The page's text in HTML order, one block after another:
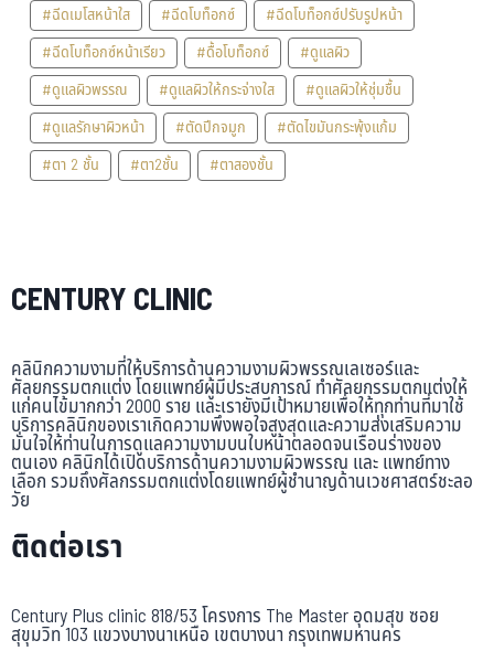
#ฉีดเมโสหน้าใส
#ฉีดโบท็อกซ์
#ฉีดโบท็อกซ์ปรับรูปหน้า
#ฉีดโบท็อกซ์หน้าเรียว
#ดื้อโบท็อกซ์
#ดูแลผิว
#ดูแลผิวพรรณ
#ดูแลผิวให้กระจ่างใส
#ดูแลผิวให้ชุ่มชื้น
#ดูแลรักษาผิวหน้า
#ตัดปีกจมูก
#ตัดไขมันกระพุ้งแก้ม
#ตา 2 ชั้น
#ตา2ชั้น #ตาสองชั้น
CENTURY CLINIC
คลินิกความงามที่ให้บริการด้านความงามผิวพรรณเลเซอร์และ
ศัลยกรรมตกแต่ง โดยแพทย์ผู้มีประสบการณ์ ทำศัลยกรรมตกแต่งให้
แก่คนไข้มากกว่า 2000 ราย และเรายังมีเป้าหมายเพื่อให้ทุกท่านที่มาใช้
บริการคลินิกของเราเกิดความพึงพอใจสูงสุดและความส่งเสริมความ
มั่นใจให้ท่านในการดูแลความงามบนใบหน้าตลอดจนเรือนร่างของ
ตนเอง คลินิกได้เปิดบริการด้านความงามผิวพรรณ และ แพทย์ทาง
เลือก รวมถึงศัลกรรมตกแต่งโดยแพทย์ผู้ชำนาญด้านเวชศาสตร์ชะลอ
วัย
ติดต่อเรา
Century Plus clinic 818/53 โครงการ The Master อุดมสุข ซอย
สุขุมวิท 103 แขวงบางนาเหนือ เขตบางนา กรุงเทพมหานคร